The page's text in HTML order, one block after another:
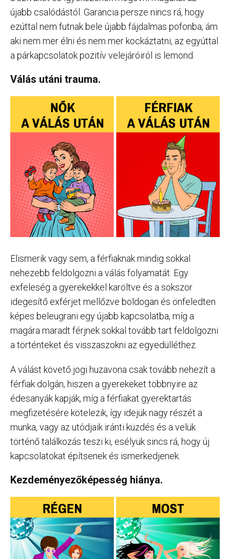
újabb csalódástól. Garancia persze nincs rá, hogy
ezúttal nem futnak bele újabb fájdalmas pofonba, ám
aki nem mer élni és nem mer kockáztatni, az egyúttal
a párkapcsolatok pozitív velejáróiról is lemond.
Válás utáni trauma.
Elismerik vagy sem, a férfiaknak mindig sokkal
nehezebb feldolgozni a válás folyamatát. Egy
exfeleség a gyerekekkel karöltve és a sokszor
idegesítő exférjet mellőzve boldogan és önfeledten
képes beleugrani egy újabb kapcsolatba, míg a
magára maradt férjnek sokkal tovább tart feldolgozni
a történteket és visszaszokni az egyedülléthez.
A válást követő jogi huzavona csak tovább nehezít a
férfiak dolgán, hiszen a gyerekeket többnyire az
édesanyák kapják, míg a férfiakat gyerektartás
megfizetésére kötelezik, így idejük nagy részét a
munka, vagy az utódjaik iránti küzdés és a velük
történő találkozás teszi ki, esélyük sincs rá, hogy új
kapcsolatokat építsenek és ismerkedjenek.
Kezdeményezőképesség hiánya.